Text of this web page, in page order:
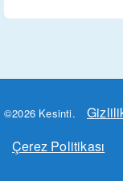
©2026 Kesinti.
Çerez Politikası